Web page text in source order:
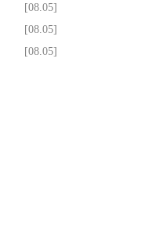
[08.05]
[08.05]
[08.05]